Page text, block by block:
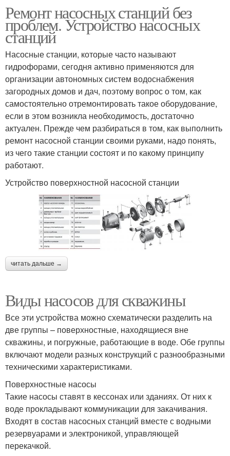
Ремонт насосных станций без
проблем. Устройство насосных
станций
Насосные станции, которые часто называют
гидрофорами, сегодня активно применяются для
организации автономных систем водоснабжения
загородных домов и дач, поэтому вопрос о том, как
самостоятельно отремонтировать такое оборудование,
если в этом возникла необходимость, достаточно
актуален. Прежде чем разбираться в том, как выполнить
ремонт насосной станции своими руками, надо понять,
из чего такие станции состоят и по какому принципу
работают.
Устройство поверхностной насосной станции
читать дальше →
Виды насосов для скважины
Все эти устройства можно схематически разделить на
две группы – поверхностные, находящиеся вне
скважины, и погружные, работающие в воде. Обе группы
включают модели разных конструкций с разнообразными
техническими характеристиками.
Поверхностные насосы
Такие насосы ставят в кессонах или зданиях. От них к
воде прокладывают коммуникации для закачивания.
Входят в состав насосных станций вместе с водными
резервуарами и электроникой, управляющей
перекачкой.